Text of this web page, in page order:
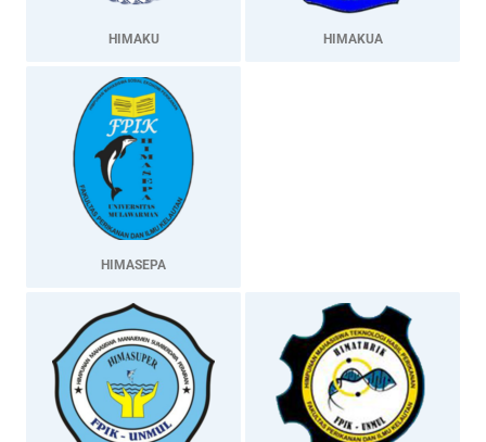
HIMAKU HIMAKUA
HIMASEPA